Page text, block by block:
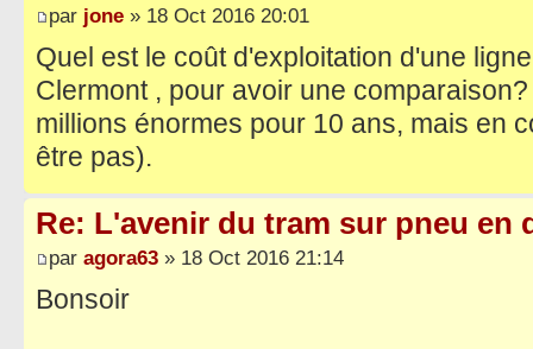
par jone » 18 Oct 2016 20:01
Quel est le coût d'exploitation d'une
Clermont , pour avoir une
millions énormes pour 10 ans, mais en
être pas).
Re: L'avenir du tram sur pneu en
par agora63 » 18 Oct 2016 21:14
Bonsoir